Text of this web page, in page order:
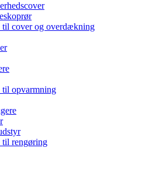
til cover og overdækning
til opvarmning
til rengøring